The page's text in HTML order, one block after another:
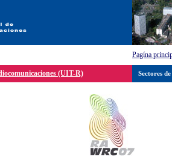
Pagína
(UIT-R) Sectores